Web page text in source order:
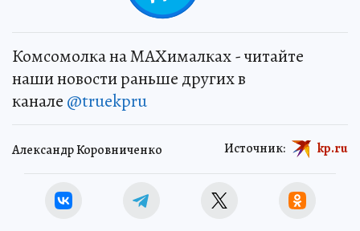
Комсомолка на MAXималках - читайте
наши новости раньше других в
канале @truekpru
Александр Коровниченко Источник: kp.ru